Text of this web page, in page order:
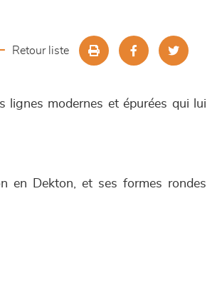
Retour liste
lignes modernes et épurées qui lui
en Dekton, et ses formes rondes